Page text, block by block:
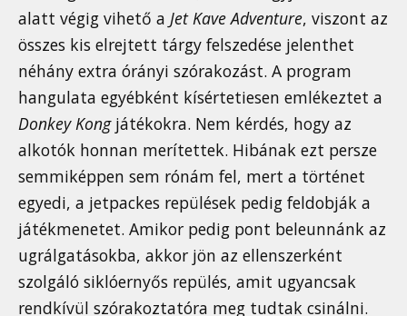
alatt végig vihető a Jet Kave Adventure, viszont az
összes kis elrejtett tárgy felszedése jelenthet
néhány extra órányi szórakozást. A program
hangulata egyébként kísértetiesen emlékeztet a
Donkey Kongjátékokra. Nem kérdés, hogy az
alkotók honnan merítettek. Hibának ezt persze
semmiképpen sem rónám fel, mert a történet
egyedi, a jetpackes repülések pedig feldobják a
játékmenetet. Amikor pedig pont beleunnánk az
ugrálgatásokba, akkor jön az ellenszerként
szolgáló siklóernyős repülés, amit ugyancsak
rendkívül szórakoztatóra meg tudtak csinálni.